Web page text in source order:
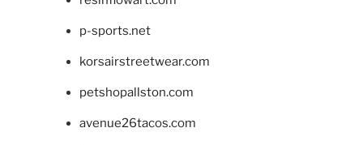
p-sports.net
korsairstreetwear.com
petshopallston.com
avenue26tacos.com